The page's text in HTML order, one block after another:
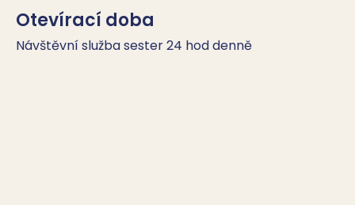
Otevírací doba
Návštěvní služba sester 24 hod denně